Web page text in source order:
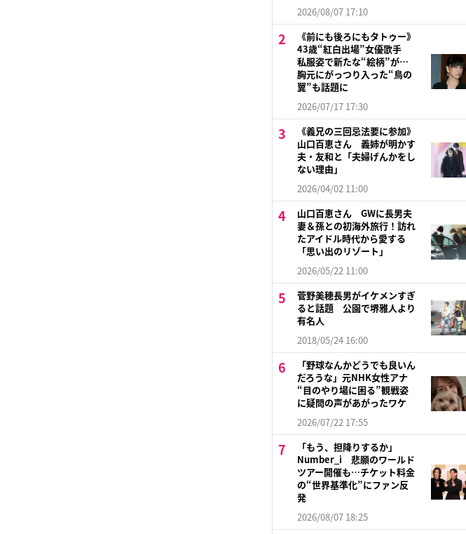
2026/08/07 17:10
《前にも後ろにもタトゥー》
43歳“紅白出場”女優歌手
私服姿で新たな“絵柄”が…
胸元にがっつり入った“鳥の
翼”も話題に
2026/07/17 17:30
《義兄の三回忌法要に参加》
山口百恵さん 義姉が明かす
夫・友和と「夫婦げんかをし
ない理由」
2026/04/02 11:00
山口百恵さん GWに長男夫
妻＆孫との初海外旅行！訪れ
たアイドル時代から愛する
「思い出のリゾート」
2026/05/22 11:00
菅野美穂長男がイケメンすぎ
ると話題 公園で堺雅人より
有名人
2018/05/24 16:00
「野球なんかどうでも良いん
だろうな」元NHK女性アナ
“目のやり場に困る”観戦姿
に疑問の声があがったワケ
2026/07/22 17:55
「もう、担降りするか」
Number_i 悲願のワールド
ツアー開催も…チケット料金
の“世界基準化”にファン反
発
2026/08/07 18:25